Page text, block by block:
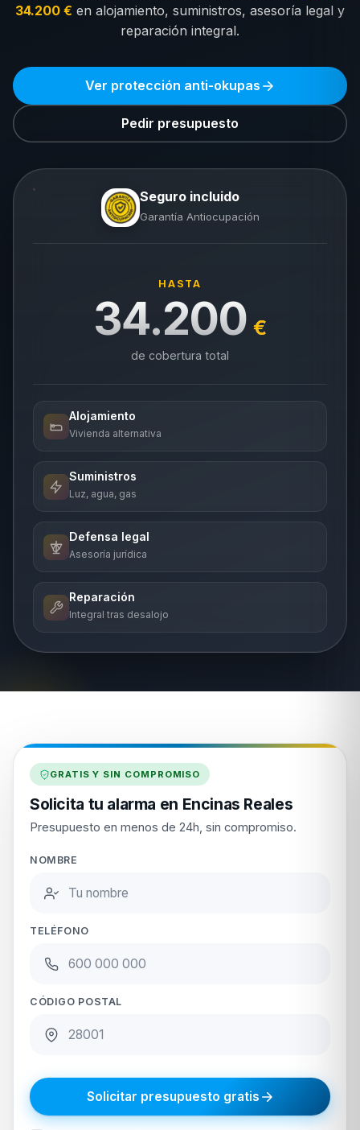
34.200 € en alojamiento, suministros, asesoría legal y
reparación integral.
Ver protección anti-okupas
Pedir presupuesto
Seguro incluido
Garantía Antiocupación
HASTA
34.200 €
de cobertura total
Alojamiento
Vivienda alternativa
Suministros
Luz, agua, gas
Defensa legal
Asesoría jurídica
Reparación
Integral tras desalojo
GRATIS Y SIN COMPROMISO
Solicita tu alarma en Encinas Reales
Presupuesto en menos de 24h, sin compromiso.
NOMBRE
TELÉFONO
CÓDIGO POSTAL
Solicitar presupuesto gratis